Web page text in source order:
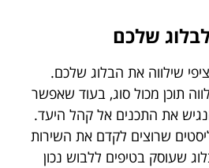
שלכם
שילווה את הבלוג שלכם.
תוכן מכול סוג, בעוד שאפשר
את התכנים אל קהל היעד.
שרוצים לקדם את השירות
שעוסק בטיפים ללבוש נכון